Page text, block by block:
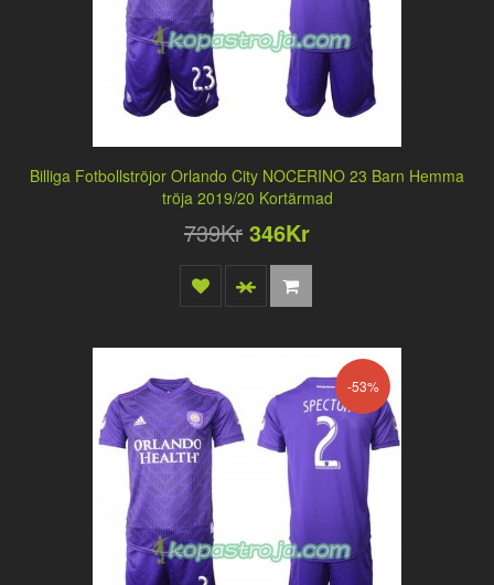
Billiga Fotbollströjor Orlando City NOCERINO 23 Barn Hemma
tröja 2019/20 Kortärmad
739Kr 346Kr
-53%